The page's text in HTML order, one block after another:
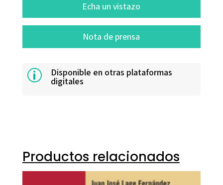
Echa un vistazo
Nota de prensa
p Disponible en otras plataformas
digitales
Productos relacionados